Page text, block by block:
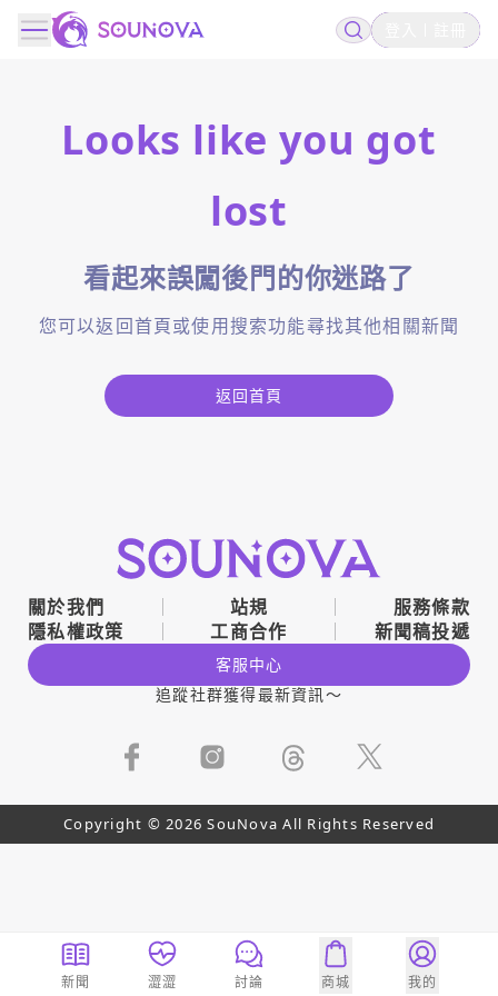
Looks like you got
lost
看起來誤闖後門的你迷路了
您可以返回首頁或使用搜索功能尋找其他相關新聞
返回首頁
關於我們 站規
服務條款
隱私權政策
工商合作 新聞稿投遞
客服中心
追蹤社群獲得最新資訊～
Copyright © 2026 SouNova All Rights Reserved
新聞 澀澀 討論 商城 我的